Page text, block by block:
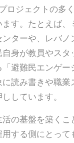
ロジェクトの多
す。たとえば、
ターや、レバ
身が教員やスタ
避難民エンゲ
読み書きや職
しています。
の基盤を築く
する側にとっ